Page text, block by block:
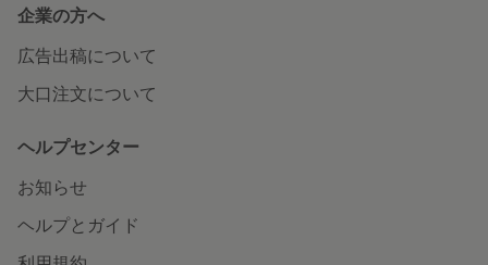
企業の方へ
広告出稿について
大口注文について
ヘルプセンター
お知らせ
ヘルプとガイド